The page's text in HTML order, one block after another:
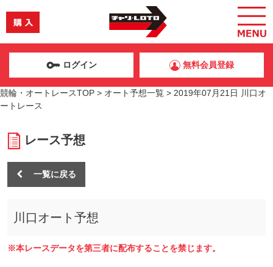
ログイン 無料会員登録
競輪・オートレースTOP > オート予想一覧 > 2019年07月21日 川口オ
ートレース
レース予想
一覧に戻る
川口オート予想
※本レースデータを第三者に配布することを禁じます。